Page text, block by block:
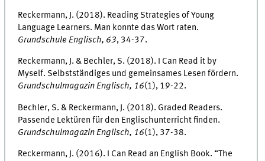
Reckermann, J. (2018). Reading Strategies of Young
Language Learners. Man konnte das Wort raten.
Grundschule Englisch, 63, 34-37.
Reckermann, J. & Bechler, S. (2018). I Can Read it by
Myself. Selbstständiges und gemeinsames Lesen fördern.
Grundschulmagazin Englisch, 16(1), 19-22.
Bechler, S. & Reckermann, J. (2018). Graded Readers.
Passende Lektüren für den Englischunterricht finden.
Grundschulmagazin Englisch, 16(1), 37-38.
Reckermann, J. (2016). I Can Read an English Book. “The